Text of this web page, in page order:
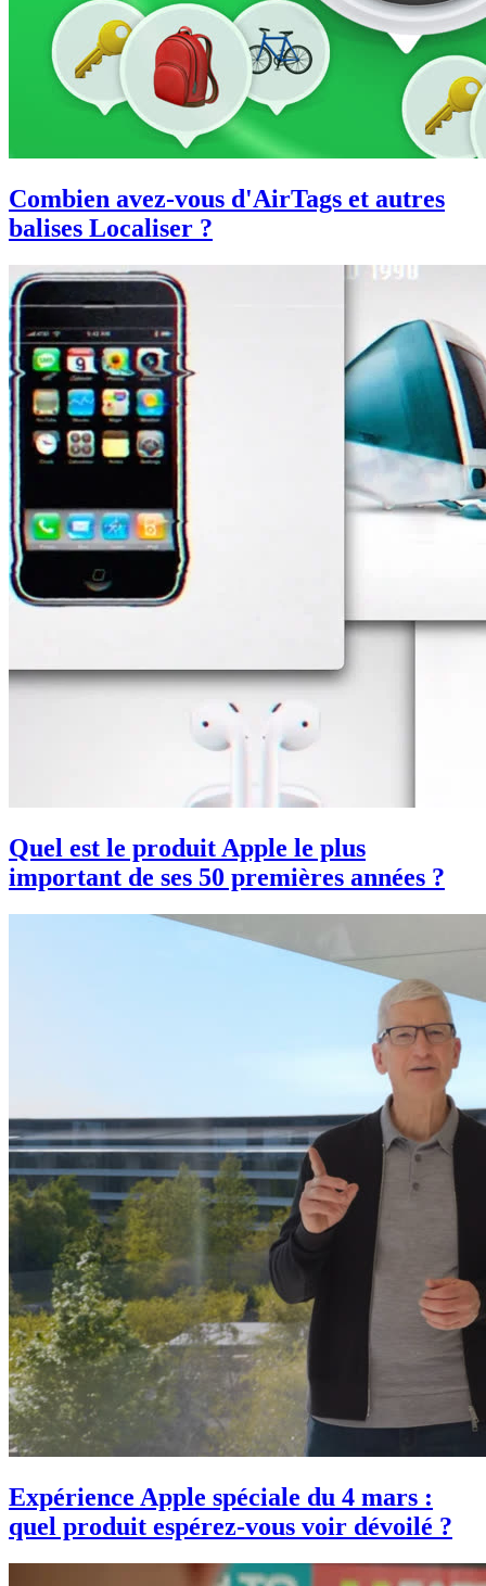
Combien avez-vous d'AirTags et autres
balises Localiser ?
Quel est le produit Apple le plus
important de ses 50 premières années ?
Expérience Apple spéciale du 4 mars :
quel produit espérez-vous voir dévoilé ?